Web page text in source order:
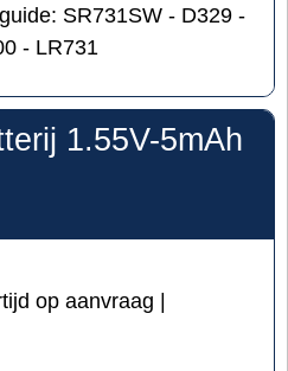
SR731SW - D329 -
- LR731
1.55V-5mAh
op aanvraag |